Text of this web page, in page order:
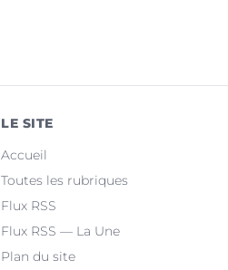
LE SITE
Accueil
Toutes les rubriques
Flux RSS
Flux RSS — La Une
Plan du site